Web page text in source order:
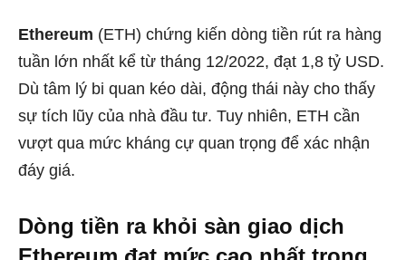
Ethereum (ETH) chứng kiến dòng tiền rút ra hàng
tuần lớn nhất kể từ tháng 12/2022, đạt 1,8 tỷ USD.
Dù tâm lý bi quan kéo dài, động thái này cho thấy
sự tích lũy của nhà đầu tư. Tuy nhiên, ETH cần
vượt qua mức kháng cự quan trọng để xác nhận
đáy giá.
Dòng tiền ra khỏi sàn giao dịch